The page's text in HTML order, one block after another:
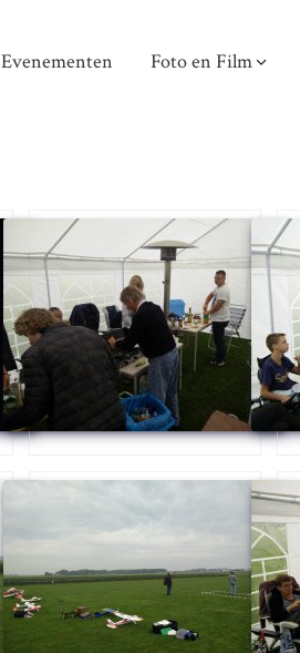
Evenementen Foto en Film